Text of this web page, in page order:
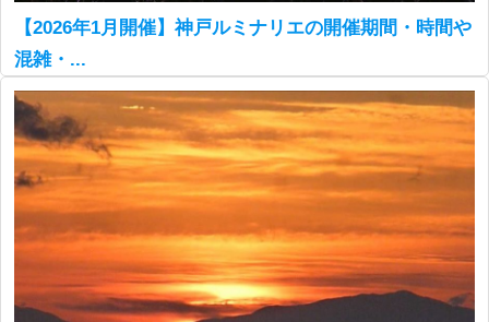
【2026年1月開催】神戸ルミナリエの開催期間・時間や
混雑・...